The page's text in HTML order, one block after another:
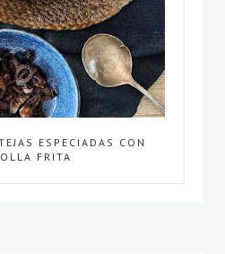
ESPECIADAS CON
FRITA